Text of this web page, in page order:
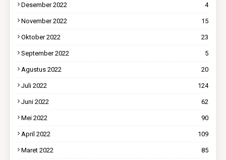
Desember 2022 4
November 2022 15
Oktober 2022 23
September 2022 5
Agustus 2022 20
Juli 2022 124
Juni 2022 62
Mei 2022 90
April 2022 109
Maret 2022 85